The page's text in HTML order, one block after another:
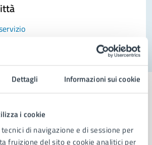
Dettagli Informazioni sui cookie
i cookie
di navigazione e di sessione per
fruizione del sito e cookie analitici per
Napoli